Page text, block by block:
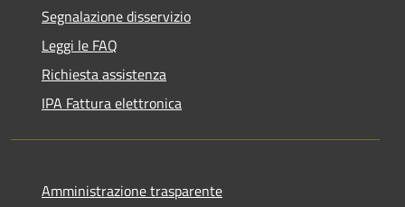
Segnalazione disservizio
Leggi le FAQ
Richiesta assistenza
IPA Fattura elettronica
Amministrazione trasparente